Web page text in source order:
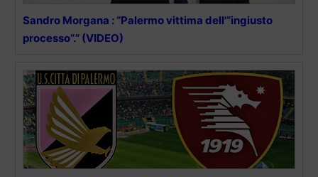
Sandro Morgana : “Palermo vittima dell'”ingiusto
processo”.” (VIDEO)